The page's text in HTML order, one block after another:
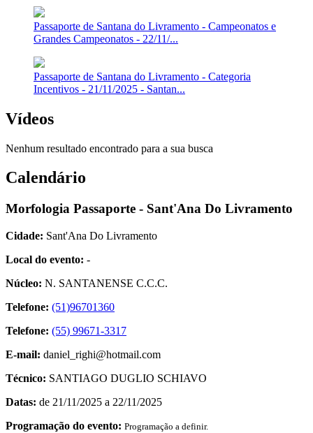
Passaporte de Santana do Livramento - Campeonatos e
Grandes Campeonatos - 22/11/...
Passaporte de Santana do Livramento - Categoria
Incentivos - 21/11/2025 - Santan...
Vídeos
Nenhum resultado encontrado para a sua busca
Calendário
Morfologia Passaporte - Sant'Ana Do Livramento
Cidade: Sant'Ana Do Livramento
Local do evento: -
Núcleo: N. SANTANENSE C.C.C.
Telefone: (51)96701360
Telefone: (55) 99671-3317
E-mail: daniel_righi@hotmail.com
Técnico: SANTIAGO DUGLIO SCHIAVO
Datas: de 21/11/2025 a 22/11/2025
Programação do evento: Programação a definir.